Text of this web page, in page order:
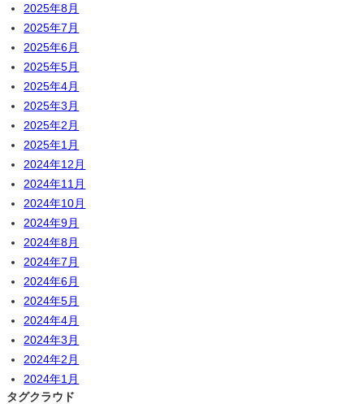
2025年8月
2025年7月
2025年6月
2025年5月
2025年4月
2025年3月
2025年2月
2025年1月
2024年12月
2024年11月
2024年10月
2024年9月
2024年8月
2024年7月
2024年6月
2024年5月
2024年4月
2024年3月
2024年2月
2024年1月
タグクラウド